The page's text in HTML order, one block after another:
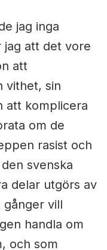
jag inga
jag att det vore
att
vithet, sin
att komplicera
om de
rasist och
svenska
delar utgörs av
gånger vill
handla om
och som